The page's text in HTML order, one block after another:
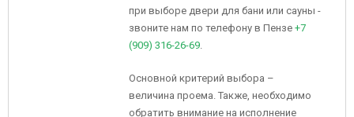
при выборе двери для бани или сауны -
звоните нам по телефону в Пензе +7
(909) 316-26-69.
Основной критерий выбора –
величина проема. Также, необходимо
обратить внимание на исполнение